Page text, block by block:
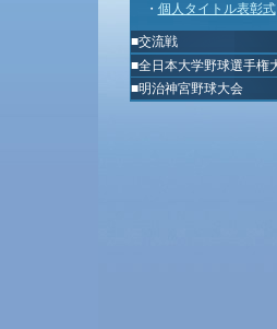
・ 個人タイトル表彰式
■交流戦
■全日本大学野球選手権
■明治神宮野球大会